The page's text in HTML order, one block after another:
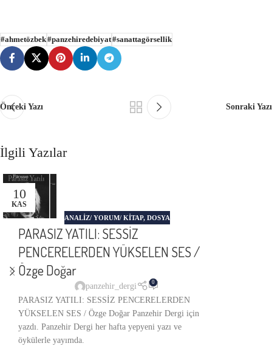
#ahmetözbek#panzehiredebiyat#sanattagörsellik
Önceki Yazı Sonraki Yazı
İlgili Yazılar
10
KAS
ANALIZ/ YORUM/ KITAP, DOSYA
PARASIZ YATILI: SESSİZ
PENCERELERDEN YÜKSELEN SES /
Özge Doğar
panzehir_dergi 0
PARASIZ YATILI: SESSİZ PENCERELERDEN
YÜKSELEN SES / Özge Doğar Panzehir Dergi için
yazdı. Panzehir Dergi her hafta yepyeni yazı ve
öykülerle yayımda.